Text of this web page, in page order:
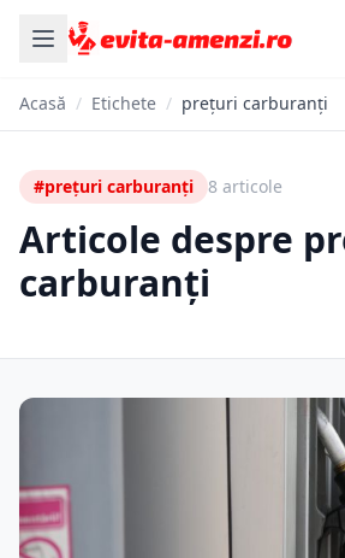
Acasă / Etichete / prețuri carburanți
#prețuri carburanți 8 articole
Articole despre
carburanți